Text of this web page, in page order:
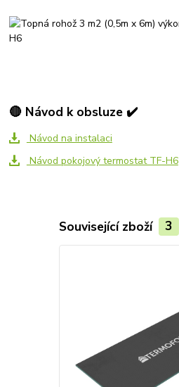
🔴 Návod k obsluze ✔️
Návod na instalaci
Návod pokojový termostat TF-H6
Související zboží 3